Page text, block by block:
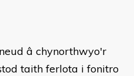
â chynorthwyo'r
taith ferlota i fonitro